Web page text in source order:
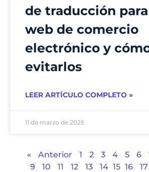
de traducción
web de comercio
electrónico y
evitarlos
LEER ARTÍCULO COMPLETO »
11 de marzo de 2025
« Anterior 1 2 3 4 5 6
9
10 11 12 13 14 15 16 17